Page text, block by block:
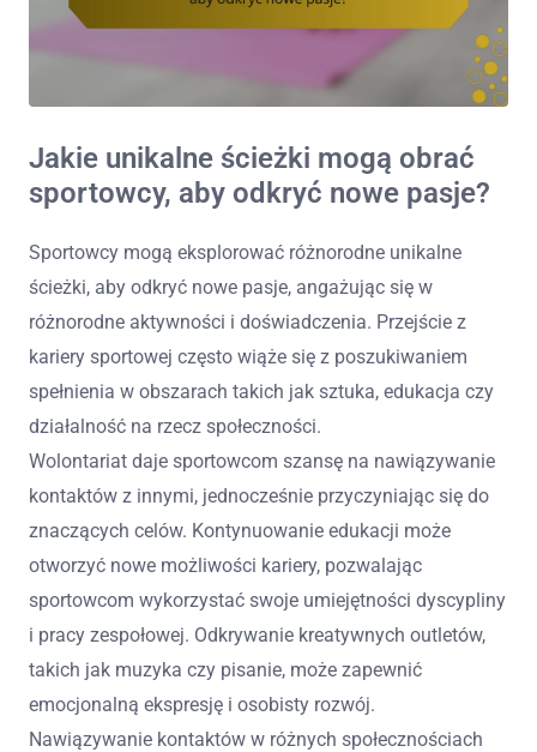
Jakie unikalne ścieżki mogą obrać
sportowcy, aby odkryć nowe pasje?
Sportowcy mogą eksplorować różnorodne unikalne
ścieżki, aby odkryć nowe pasje, angażując się w
różnorodne aktywności i doświadczenia. Przejście z
kariery sportowej często wiąże się z poszukiwaniem
spełnienia w obszarach takich jak sztuka, edukacja czy
działalność na rzecz społeczności.
Wolontariat daje sportowcom szansę na nawiązywanie
kontaktów z innymi, jednocześnie przyczyniając się do
znaczących celów. Kontynuowanie edukacji może
otworzyć nowe możliwości kariery, pozwalając
sportowcom wykorzystać swoje umiejętności dyscypliny
i pracy zespołowej. Odkrywanie kreatywnych outletów,
takich jak muzyka czy pisanie, może zapewnić
emocjonalną ekspresję i osobisty rozwój.
Nawiązywanie kontaktów w różnych społecznościach